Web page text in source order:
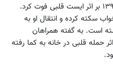
وی در بامداد روز پنجشنبه ۹ مهر ۱۳۹۴ بر اثر ایست قلبی فوت کرد.
داشت در خواب سکته کرده و انتقال او به
است. به گفته همراهان
۴ صبح ۹ مهر بر اثر حمله قلبی در خانه به کما رفته